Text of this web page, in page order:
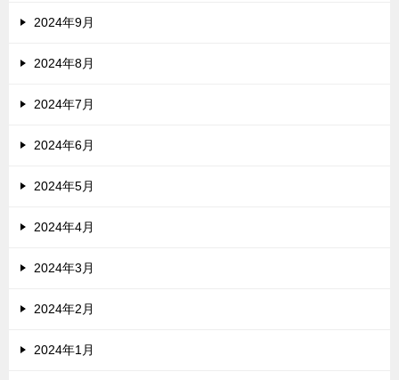
2024年9月
2024年8月
2024年7月
2024年6月
2024年5月
2024年4月
2024年3月
2024年2月
2024年1月